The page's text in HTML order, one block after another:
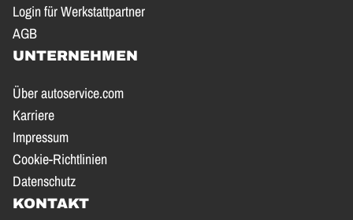
Login für Werkstattpartner
AGB
UNTERNEHMEN
Über autoservice.com
Karriere
Impressum
Cookie-Richtlinien
Datenschutz
KONTAKT